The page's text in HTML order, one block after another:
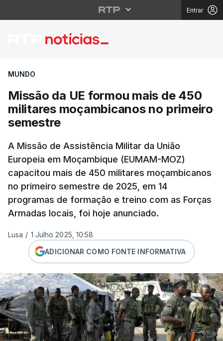
Entrar
Missão da UE formou
MUNDO
Missão da UE formou mais de 450
militares moçambicanos no primeiro
semestre
A Missão de Assistência Militar da União
Europeia em Moçambique (EUMAM-MOZ)
capacitou mais de 450 militares moçambicanos
no primeiro semestre de 2025, em 14
programas de formação e treino com as Forças
Armadas locais, foi hoje anunciado.
Lusa / 1 Julho 2025, 10:58
ADICIONAR COMO FONTE INFORMATIVA